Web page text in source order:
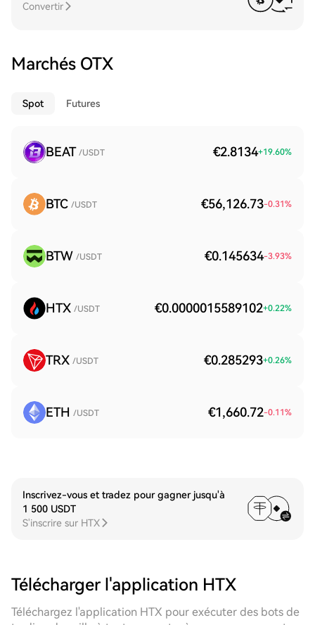
Convertir
Marchés OTX
Spot Futures
BEAT /USDT €2.8134+19.60%
BTC /USDT €56,126.73-0.31%
BTW /USDT €0.145634-3.93%
HTX /USDT €0.0000015589102+0.22%
TRX /USDT €0.285293+0.26%
ETH /USDT €1,660.72-0.11%
Inscrivez-vous et tradez pour gagner jusqu'à
1 500 USDT
S'inscrire sur HTX
Télécharger l'application HTX
Téléchargez l'application HTX pour exécuter des bots de